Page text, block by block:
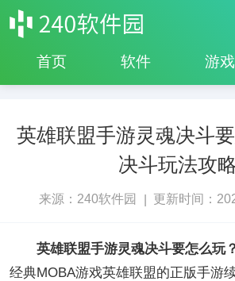
首页 软件 游戏
英雄联盟手游灵魂决斗
决斗玩法攻
来源：240软件园 更新时间：
英雄联盟手游灵魂决斗要怎么玩？
经典MOBA游戏英雄联盟的正版手游